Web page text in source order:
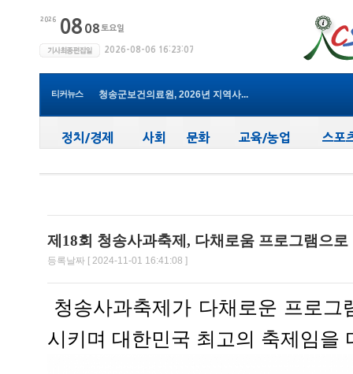
티커뉴스
윤경희 청송군수, 휴가 반납하고 ...
(사)한국여성농업인 청송군연합회...
청송군보건의료원, 2026년 지역사...
청송군보건의료원, 찾아가는 아토...
청송군, 객주 파크골프장 및 청송...
제18회 청송사과축제, 다채로움 프로그램으로
등록날짜 [ 2024-11-01 16:41:08 ]
청송사과축제가 다채로운 프로
시키며 대한민국 최고의 축제임을